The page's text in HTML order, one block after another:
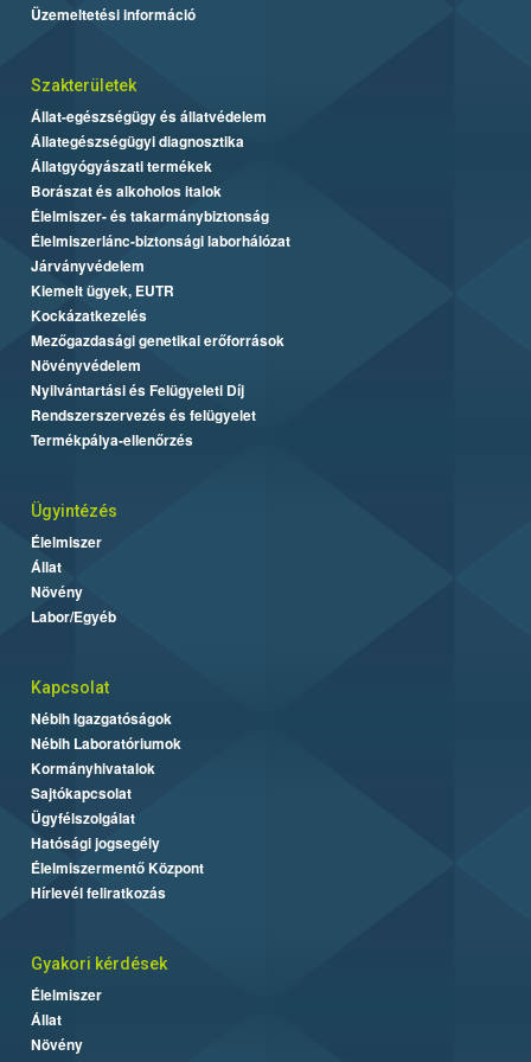
Üzemeltetési információ
Szakterületek
Állat-egészségügy és állatvédelem
Állategészségügyi diagnosztika
Állatgyógyászati termékek
Borászat és alkoholos italok
Élelmiszer- és takarmánybiztonság
Élelmiszerlánc-biztonsági laborhálózat
Járványvédelem
Kiemelt ügyek, EUTR
Kockázatkezelés
Mezőgazdasági genetikai erőforrások
Növényvédelem
Nyilvántartási és Felügyeleti Díj
Rendszerszervezés és felügyelet
Termékpálya-ellenőrzés
Ügyintézés
Élelmiszer
Állat
Növény
Labor/Egyéb
Kapcsolat
Nébih Igazgatóságok
Nébih Laboratóriumok
Kormányhivatalok
Sajtókapcsolat
Ügyfélszolgálat
Hatósági jogsegély
Élelmiszermentő Központ
Hírlevél feliratkozás
Gyakori kérdések
Élelmiszer
Állat
Növény